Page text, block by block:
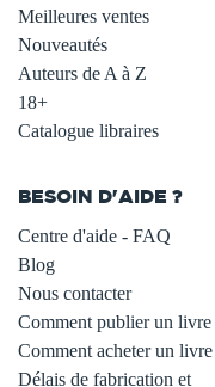
Meilleures ventes
Nouveautés
Auteurs de A à Z
18+
Catalogue libraires
BESOIN D'AIDE ?
Centre d'aide - FAQ
Blog
Nous contacter
Comment publier un livre
Comment acheter un livre
Délais de fabrication et